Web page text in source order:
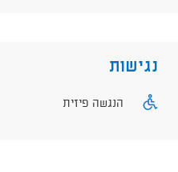
נגישות
הנגשה פיזית